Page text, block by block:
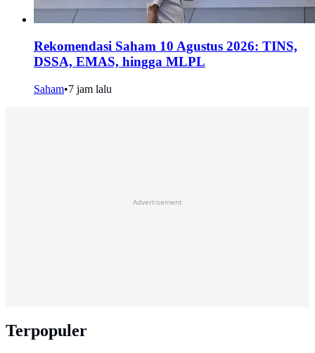
Rekomendasi Saham 10 Agustus 2026: TINS,
DSSA, EMAS, hingga MLPL
Saham•7 jam lalu
Advertisement
Terpopuler